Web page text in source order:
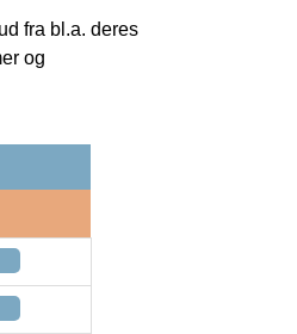
fra bl.a. deres
og